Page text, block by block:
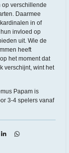
op verschillende
Daarmee
in of
invloed op
uit. Wie de
heeft
het moment dat
verschijnt, wint het
Papam is
3-4 spelers vanaf
S
D